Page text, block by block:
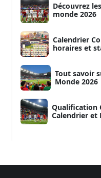
Découvrez
monde 2026
Calendrier
horaires et
Tout savoir
Monde 2026
Qualification
Calendrier et